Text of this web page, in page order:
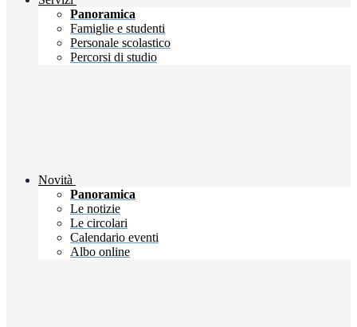
Panoramica
Famiglie e studenti
Personale scolastico
Percorsi di studio
Novità
Panoramica
Le notizie
Le circolari
Calendario eventi
Albo online